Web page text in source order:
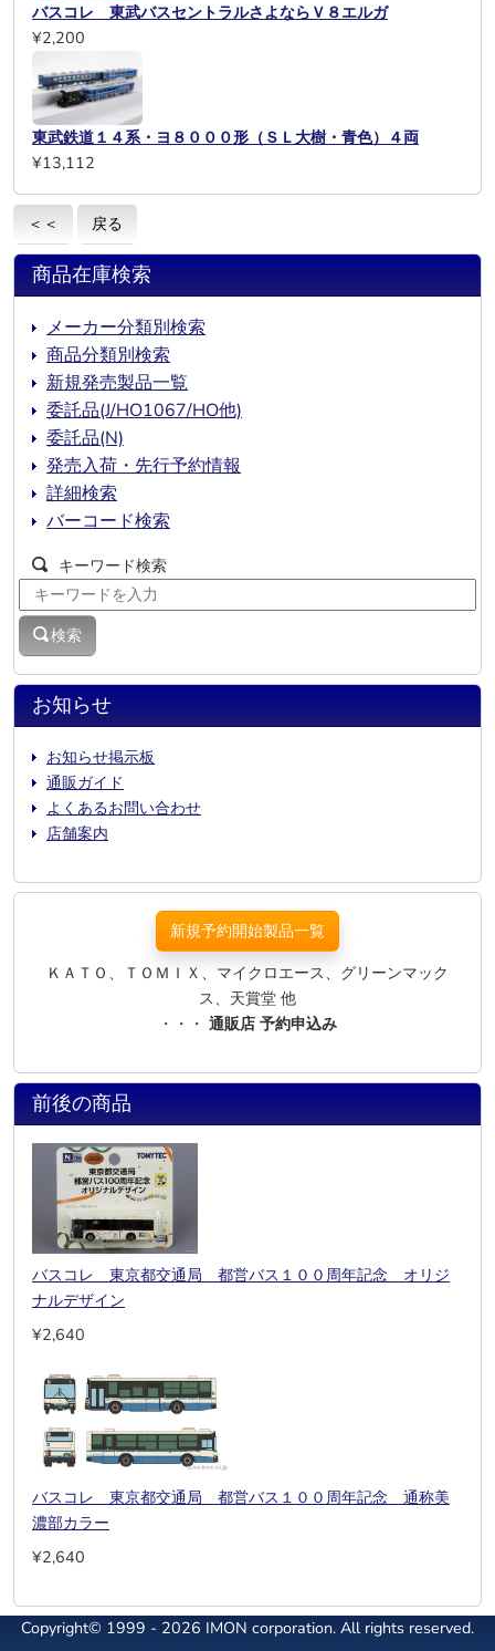
バスコレ 東武バスセントラルさよならＶ８エルガ
¥2,200
東武鉄道１４系・ヨ８０００形（ＳＬ大樹・青色）４両
¥13,112
＜＜ 戻る
お知らせ
お知らせ掲示板
通販ガイド
よくあるお問い合わせ
店舗案内
商品在庫検索
メーカー分類別検索
商品分類別検索
新規発売製品一覧
委託品(J/HO1067/HO他)
委託品(N)
発売入荷・先行予約情報
詳細検索
バーコード検索
キーワード検索
検索
新規予約開始製品一覧
ＫＡＴＯ、ＴＯＭＩＸ、マイクロエース、グリーンマック
ス、天賞堂 他
・・・ 通販店 予約申込み
前後の商品
バスコレ 東京都交通局 都営バス１００周年記念 オリジ
ナルデザイン
¥2,640
バスコレ 東京都交通局 都営バス１００周年記念 通称美
濃部カラー
¥2,640
Copyright© 1999 - 2026 IMON corporation. All rights reserved.